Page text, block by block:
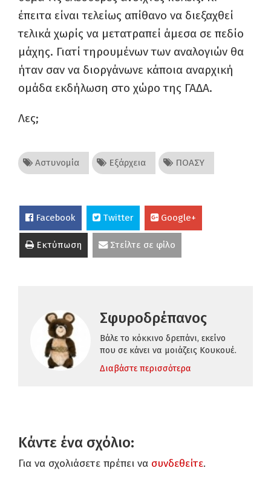
έπειτα είναι τελείως απίθανο να διεξαχθεί
τελικά χωρίς να μετατραπεί άμεσα σε πεδίο
μάχης. Γιατί τηρουμένων των αναλογιών θα
ήταν σαν να διοργάνωνε κάποια αναρχική
ομάδα εκδήλωση στο χώρο της ΓΑΔΑ.
Λες;
Αστυνομία Εξάρχεια ΠΟΑΣΥ
Facebook Twitter Google+
Εκτύπωση Στείλτε σε φίλο
Σφυροδρέπανος
Βάλε το κόκκινο δρεπάνι, εκείνο
που σε κάνει να μοιάζεις Κουκουέ.
Διαβάστε περισσότερα
Κάντε ένα σχόλιο:
Για να σχολιάσετε πρέπει να συνδεθείτε.